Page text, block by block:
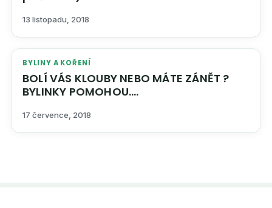
13 listopadu, 2018
BYLINY A KOŘENÍ
BOLÍ VÁS KLOUBY NEBO MÁTE ZÁNĚT ?
BYLINKY POMOHOU….
17 července, 2018